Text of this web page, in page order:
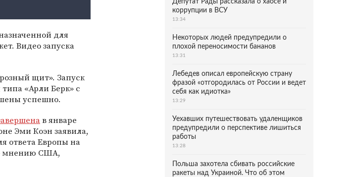
для
Видео запуска
щит». Запуск
«Арли Берк» с
успешно.
в январе
Эми Коэн заявила,
ответа Европы на
мнению США,
Депутат Рады рассказала о хаосе и
коррупции в ВСУ
13:34
Некоторых людей предупредили о
плохой переносимости бананов
13:31
Лебедев описал европейскую страну
фразой «отгородилась от России и ведет
себя как идиотка»
13:29
Уехавших путешествовать удаленщиков
предупредили о перспективе лишиться
работы
13:28
Польша захотела сбивать российские
ракеты над Украиной. Что об этом